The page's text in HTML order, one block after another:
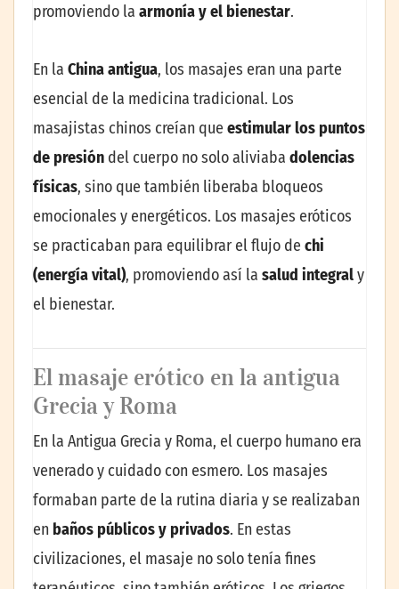
promoviendo la armonía y el bienestar.
En la China antigua, los masajes eran una parte
esencial de la medicina tradicional. Los
masajistas chinos creían que estimular los puntos
de presión del cuerpo no solo aliviaba dolencias
físicas, sino que también liberaba bloqueos
emocionales y energéticos. Los masajes eróticos
se practicaban para equilibrar el flujo de chi
(energía vital), promoviendo así la salud integraly
el bienestar.
El masaje erótico en la antigua
Grecia y Roma
En la Antigua Grecia y Roma, el cuerpo humano era
venerado y cuidado con esmero. Los masajes
formaban parte de la rutina diaria y se realizaban
en baños públicos y privados. En estas
civilizaciones, el masaje no solo tenía fines